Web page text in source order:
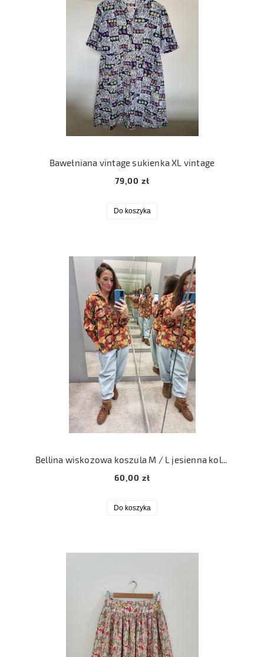
Bawełniana vintage sukienka XL vintage
79,00 zł
Do koszyka
Bellina wiskozowa koszula M / L jesienna kolorystyka vintage
60,00 zł
Do koszyka